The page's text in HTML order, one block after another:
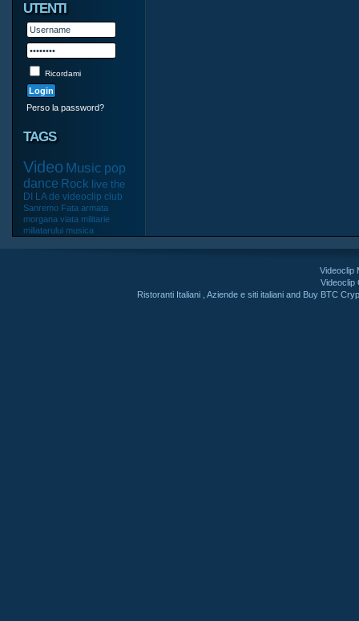
UTENTI
Ricordami
Perso la password?
TAGS
Video Music pop
dance Rock live the
DI LA de videoclip club
Sanremo Fata armata
morgana viata militarie
miliatarului musica
Videoclip
Videoclip
Ristoranti Italiani ,Aziende e siti italiani and Buy BTC